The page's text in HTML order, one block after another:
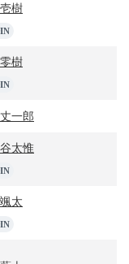
樹
樹
一郎
太惟
太